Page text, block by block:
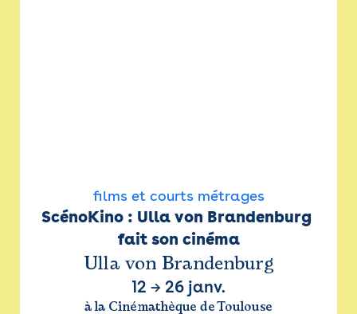
films et courts métrages
ScénoKino : Ulla von Brandenburg
fait son cinéma
Ulla von Brandenburg
12 → 26 janv.
à la Cinémathèque de Toulouse